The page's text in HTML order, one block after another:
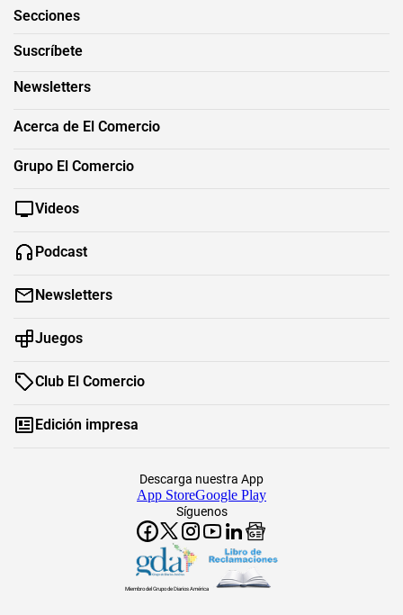
Secciones
Suscríbete
Newsletters
Acerca de El Comercio
Grupo El Comercio
Videos
Podcast
Newsletters
Juegos
Club El Comercio
Edición impresa
Síguenos
Descarga nuestra App
App StoreGoogle Play
Miembro del Grupo de Diarios América